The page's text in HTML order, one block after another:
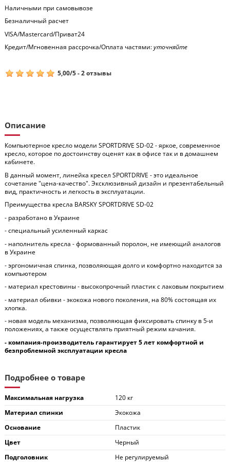
Наличными при самовывозе
Безналичный расчет
VISA/Mastercard/Приват24
Кредит/Мгновенная рассрочка/Оплата частями:уточняйте
5,00/5-2отзывы
Описание
Компьютерное кресло модели SPORTDRIVE SD-02 - яркое, современное
кресло, которое по достоинству оценят как в офисе так и в домашнем
кабинете.
В данный момент, линейка кресел SPORTDRIVE - это идеальное
сочетание "цена-качество". Эксклюзивный дизайн и презентабельный
вид, практичность и легкость в эксплуатации.
Преимущества кресла BARSKY SPORTDRIVE SD-02
- разработано в Украине
- специальный усиленный каркас
- наполнитель кресла - формованный поролон, не имеющий аналогов
в Украине
- эргономичная спинка, позволяющая долго и комфортно находится за
компьютером
- материал крестовины - высокопрочный пластик с лаковым покрытием
- материал обивки - экокожа нового поколения, на 80% состоящая их
хлопка.
- новая модель механизма, позволяющая фиксировать спинку в 5-и
положениях, а также осуществлять приятный режим качания.
- компания-производитель гарантирует 5 лет комфортной и
безпроблемной эксплуатации кресла
Подробнее о товаре
Максимальная нагрузка
120 кг
Материал спинки
Экокожа
Основание
Пластик
Цвет
Черный
Подголовник
Не регулируемый